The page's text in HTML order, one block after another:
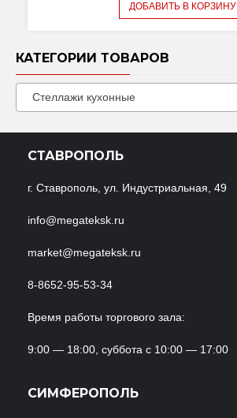
ДОБАВИТЬ В КОРЗИНУ
КАТЕГОРИИ ТОВАРОВ
Стеллажи кухонные
СТАВРОПОЛЬ
г. Ставрополь, ул. Индустриальная, 49
info@megateksk.ru
market@megateksk.ru
8-8652-95-53-34
Время работы торгового зала:
9:00 — 18:00, суббота с 10:00 — 17:00
СИМФЕРОПОЛЬ